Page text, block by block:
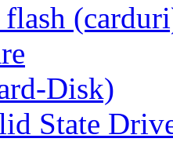
Disk)
State